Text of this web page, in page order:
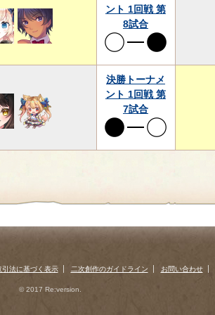
ント 1回戦 第
8試合
決勝トーナメ
ント 1回戦 第
7試合
引法に基づく表示 二次創作のガイドライン お問い合わせ
© 2017 Re:version.